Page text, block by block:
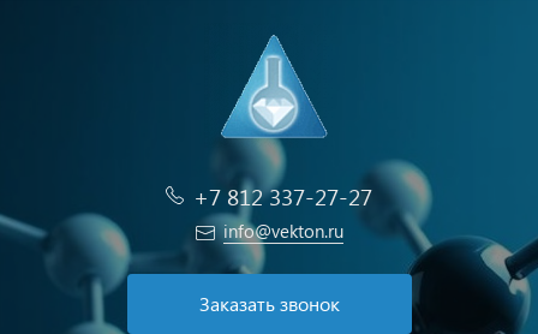
+7 812 337-27-27
info@vekton.ru
Заказать звонок